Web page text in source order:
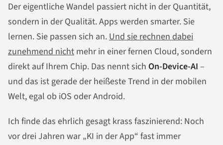
Der eigentliche Wandel passiert nicht in der Quantität,
sondern in der Qualität. Apps werden smarter. Sie
lernen. Sie passen sich an.Und sie rechnen dabei
zunehmend nicht mehr in einer fernen Cloud, sondern
direkt auf Ihrem Chip. Das nennt sich On-Device-AI –
und das ist gerade der heißeste Trend in der mobilen
Welt, egal ob iOS oder Android.
Ich finde das ehrlich gesagt krass faszinierend: Noch
vor drei Jahren war „KI in der App“ fast immer